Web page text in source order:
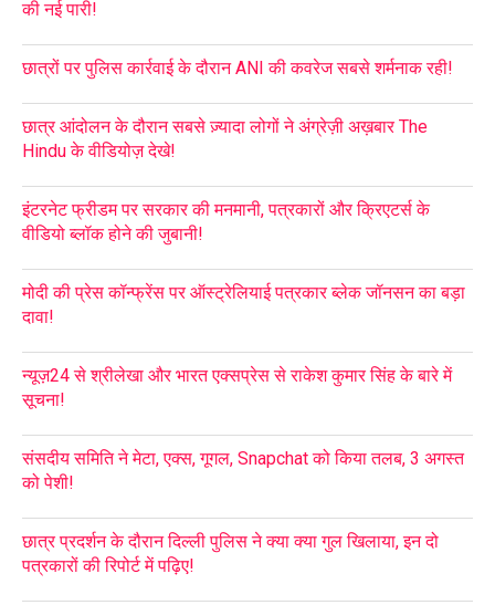
की नई पारी!
छात्रों पर पुलिस कार्रवाई के दौरान ANI की कवरेज सबसे शर्मनाक रही!
छात्र आंदोलन के दौरान सबसे ज़्यादा लोगों ने अंग्रेज़ी अख़बार The
Hindu के वीडियोज़ देखे!
इंटरनेट फ्रीडम पर सरकार की मनमानी, पत्रकारों और क्रिएटर्स के
वीडियो ब्लॉक होने की जुबानी!
मोदी की प्रेस कॉन्फ्रेंस पर ऑस्ट्रेलियाई पत्रकार ब्लेक जॉनसन का बड़ा
दावा!
न्यूज़24 से श्रीलेखा और भारत एक्सप्रेस से राकेश कुमार सिंह के बारे में
सूचना!
संसदीय समिति ने मेटा, एक्स, गूगल, Snapchat को किया तलब, 3 अगस्त
को पेशी!
छात्र प्रदर्शन के दौरान दिल्ली पुलिस ने क्या क्या गुल खिलाया, इन दो
पत्रकारों की रिपोर्ट में पढ़िए!